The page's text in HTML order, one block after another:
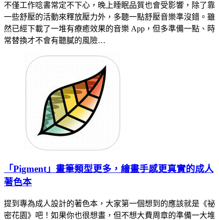
不僅工作唸書常定不下心，晚上睡眠品質也會受影響，除了靠
一些舒壓的活動來釋放壓力外，多聽一點舒壓音樂準沒錯。雖
然已經下載了一堆有療癒效果的音樂 App，但多準備一點、時
常替換才不會有聽膩的風險…
「Pigment」畫筆類型更多，繪畫手感更真實的成人
著色本
提到專為成人設計的著色本，大家第一個想到的應該就是《祕
密花園》吧！如果你也很想畫，但不想大費周章的準備一大堆